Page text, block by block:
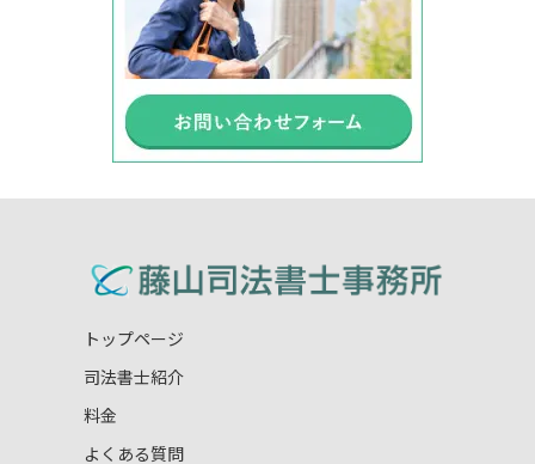
トップページ
司法書士紹介
料金
よくある質問